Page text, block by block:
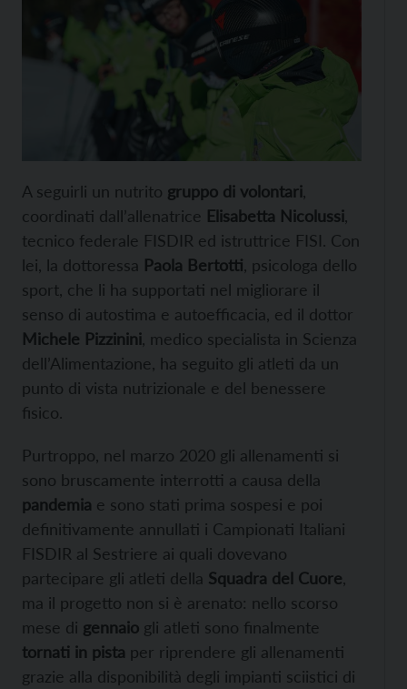
A seguirli un nutrito gruppo di volontari
coordinati dall’allenatrice Elisabetta Nicolussi
tecnico federale FISDIR ed istruttrice FISI. Con
lei, la dottoressa Paola Bertotti , psicologa dello
sport, che li ha supportati nel migliorare il
senso di autostima e autoefficacia, ed il dottor
Michele Pizzinini , medico specialista in Scienza
dell’Alimentazione, ha seguito gli atleti da un
punto di vista nutrizionale e del benessere
fisico.
Purtroppo, nel marzo 2020 gli allenamenti si
sono bruscamente interrotti a causa della
pandemia e sono stati prima sospesi e poi
definitivamente annullati i Campionati Italiani
FISDIR al Sestriere ai quali dovevano
partecipare gli atleti della Squadra del Cuore
ma il progetto non si è arenato: nello scorso
mese di gennaio gli atleti sono finalmente
tornati in pista per riprendere gli allenamenti
grazie alla disponibilità degli impianti sciistici di